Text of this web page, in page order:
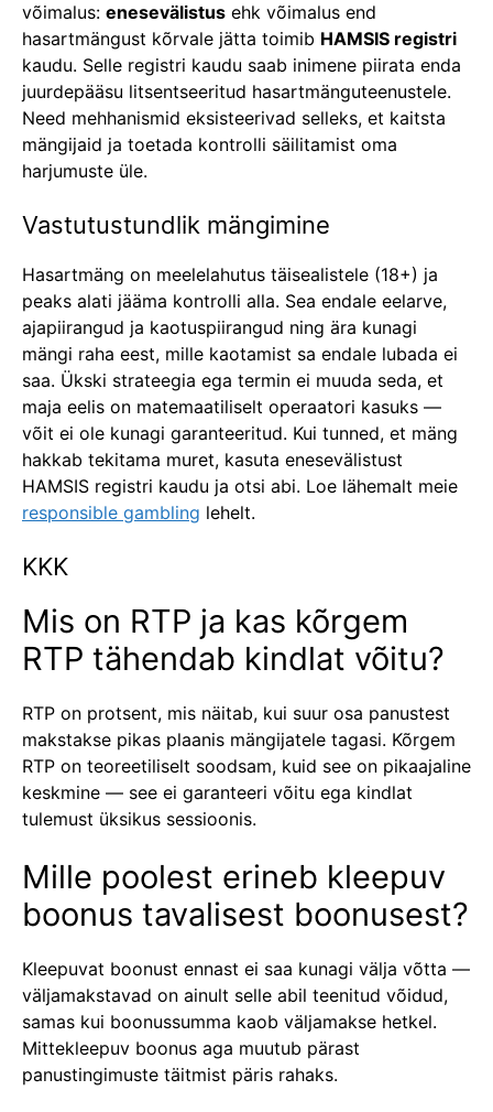
võimalus: enesevälistus ehk võimalus end
hasartmängust kõrvale jätta toimib HAMSIS registri
kaudu. Selle registri kaudu saab inimene piirata enda
juurdepääsu litsentseeritud hasartmänguteenustele.
Need mehhanismid eksisteerivad selleks, et kaitsta
mängijaid ja toetada kontrolli säilitamist oma
harjumuste üle.
Vastutustundlik mängimine
Hasartmäng on meelelahutus täisealistele (18+) ja
peaks alati jääma kontrolli alla. Sea endale eelarve,
ajapiirangud ja kaotuspiirangud ning ära kunagi
mängi raha eest, mille kaotamist sa endale lubada ei
saa. Ükski strateegia ega termin ei muuda seda, et
maja eelis on matemaatiliselt operaatori kasuks —
võit ei ole kunagi garanteeritud. Kui tunned, et mäng
hakkab tekitama muret, kasuta enesevälistust
HAMSIS registri kaudu ja otsi abi. Loe lähemalt meie
responsible gambling lehelt.
KKK
Mis on RTP ja kas kõrgem
RTP tähendab kindlat võitu?
RTP on protsent, mis näitab, kui suur osa panustest
makstakse pikas plaanis mängijatele tagasi. Kõrgem
RTP on teoreetiliselt soodsam, kuid see on pikaajaline
keskmine — see ei garanteeri võitu ega kindlat
tulemust üksikus sessioonis.
Mille poolest erineb kleepuv
boonus tavalisest boonusest?
Kleepuvat boonust ennast ei saa kunagi välja võtta —
väljamakstavad on ainult selle abil teenitud võidud,
samas kui boonussumma kaob väljamakse hetkel.
Mittekleepuv boonus aga muutub pärast
panustingimuste täitmist päris rahaks.